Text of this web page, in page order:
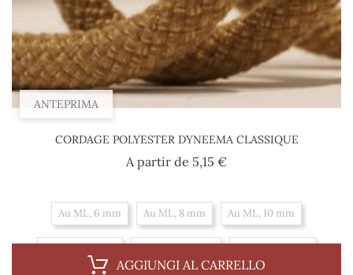
ANTEPRIMA
CORDAGE POLYESTER DYNEEMA CLASSIQUE
A partir de 5,15 €Prezzo
Au ML, 6 mm Au ML, 8 mm Au ML, 10 mm
AGGIUNGI AL CARRELLO